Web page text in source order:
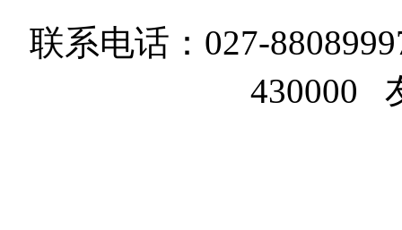
联系电话：027-
430000